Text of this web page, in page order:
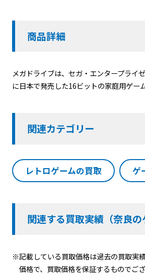
商品詳細
メガドライブは、セガ・エンタープライ
に日本で発売した16ビットの家庭用ゲー
関連カテゴリー
レトロゲームの買取 ゲ
関連する買取実績（奈良の
※記載している買取価格は過去の買取実
価格で、買取価格を保証するものでご